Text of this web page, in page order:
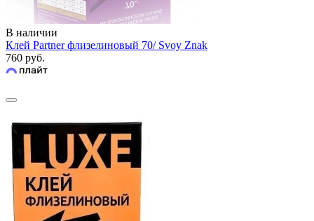
В наличии
Клей Partner флизелиновый 70/ Svoy Znak
760 руб.